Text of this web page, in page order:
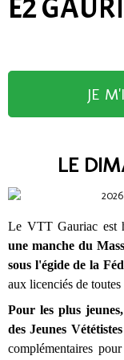
E2
JE
LE
Le VTT Gauriac est
une manche du
sous l'égide de la
aux licenciés de
Pour les plus
des Jeunes Vététistes
complémentaires